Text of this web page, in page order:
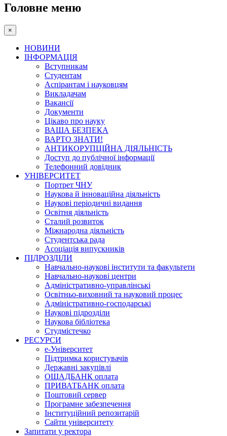
Головне меню
×
НОВИНИ
ІНФОРМАЦІЯ
Вступникам
Студентам
Аспірантам і науковцям
Викладачам
Вакансії
Документи
Цікаво про науку
ВАША БЕЗПЕКА
ВАРТО ЗНАТИ!
АНТИКОРУПЦІЙНА ДІЯЛЬНІСТЬ
Доступ до публічної інформації
Телефонний довідник
УНІВЕРСИТЕТ
Портрет ЧНУ
Наукова й інноваційна діяльність
Наукові періодичні видання
Освітня діяльність
Сталий розвиток
Міжнародна діяльність
Студентська рада
Асоціація випускників
ПІДРОЗДІЛИ
Навчально-наукові інститути та факультети
Навчально-наукові центри
Адміністративно-управлінські
Освітньо-виховний та науковий процес
Адміністративно-господарські
Наукові підрозділи
Наукова бібліотека
Студмістечко
РЕСУРСИ
е-Університет
Підтримка користувачів
Державні закупівлі
ОЩАДБАНК оплата
ПРИВАТБАНК оплата
Поштовий сервер
Програмне забезпечення
Інституційний репозитарій
Сайти університету
Запитати у ректора